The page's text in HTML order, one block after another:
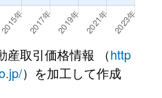
産取引価格情報 （http
）を加工して作成